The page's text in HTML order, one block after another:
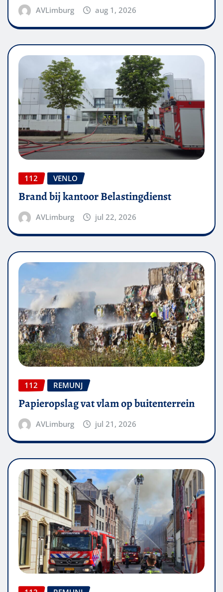
AVLimburg aug 1, 2026
112 VENLO
Brand bij kantoor Belastingdienst
AVLimburg jul 22, 2026
112 REMUNJ
Papieropslag vat vlam op buitenterrein
AVLimburg jul 21, 2026